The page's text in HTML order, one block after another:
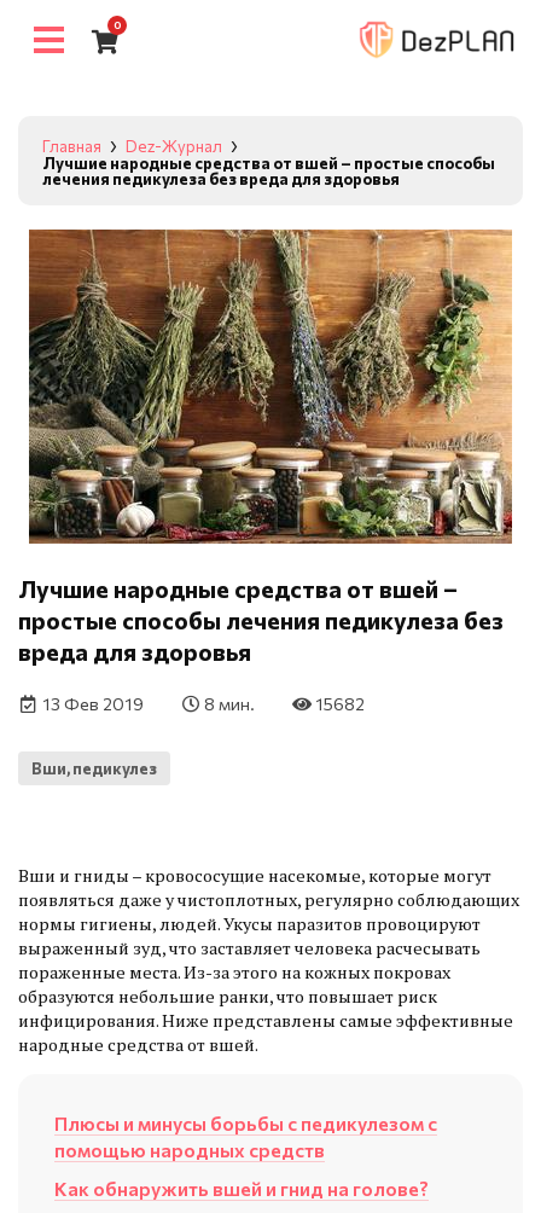
0
Главная
Dez-Журнал
Лучшие народные средства от вшей – простые способы
лечения педикулеза без вреда для здоровья
Лучшие народные средства от вшей –
простые способы лечения педикулеза без
вреда для здоровья
13 Фев 2019 8 мин. 15682
Вши, педикулез
Вши и гниды – кровососущие насекомые, которые могут
появляться даже у чистоплотных, регулярно соблюдающих
нормы гигиены, людей. Укусы паразитов провоцируют
выраженный зуд, что заставляет человека расчесывать
пораженные места. Из-за этого на кожных покровах
образуются небольшие ранки, что повышает риск
инфицирования. Ниже представлены самые эффективные
народные средства от вшей.
Плюсы и минусы борьбы с педикулезом с
помощью народных средств
Как обнаружить вшей и гнид на голове?